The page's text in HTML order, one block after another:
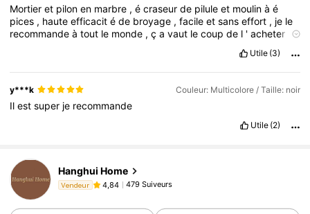
Mortieret pilonen marbre ,écraseurde piluleet moulinàé
pices , hauteefficacitéde broyage ,facileetsanseffort , je le
recommandeàtout le monde ,çavaut lecoupde l 'acheter
Utile (3)
y***k Couleur: Multicolore / Taille: noir
Ilestsuper je recommande
Utile (2)
Hanghui Home
Vendeur 4,84 479 Suiveurs